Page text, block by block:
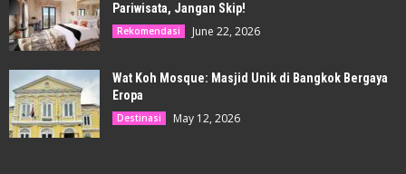
Pariwisata, Jangan Skip!
Rekomendasi June 22, 2026
Wat Koh Mosque: Masjid Unik di Bangkok Bergaya
Eropa
Destinasi May 12, 2026